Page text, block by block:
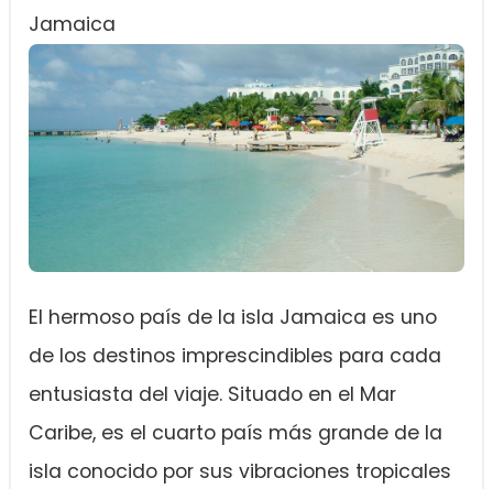
Jamaica
El hermoso país de la isla Jamaica es uno
de los destinos imprescindibles para cada
entusiasta del viaje. Situado en el Mar
Caribe, es el cuarto país más grande de la
isla conocido por sus vibraciones tropicales